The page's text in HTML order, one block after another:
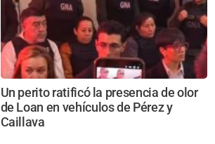
Un perito ratificó la presencia de olor
de Loan en vehículos de Pérez y
Caillava